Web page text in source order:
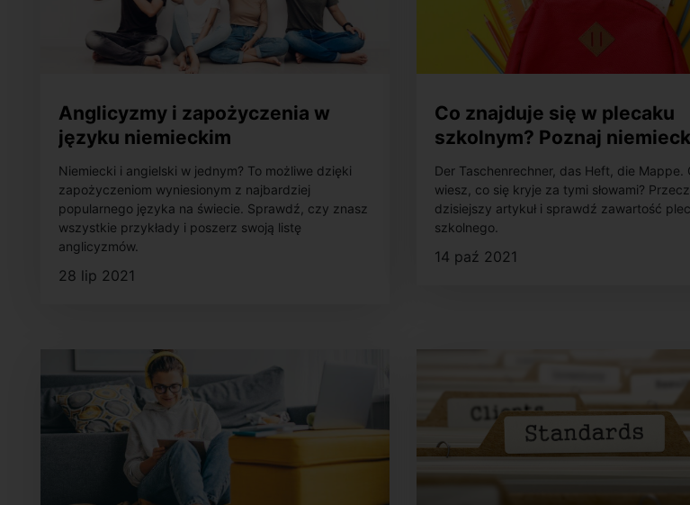
Anglicyzmy i zapożyczenia w
języku niemieckim
Niemiecki i angielski w jednym? To możliwe dzięki
zapożyczeniom wyniesionym z najbardziej
popularnego języka na świecie. Sprawdź, czy znasz
wszystkie przykłady i poszerz swoją listę
anglicyzmów.
28 lip 2021
Co znajduje się w plecaku
szkolnym? Poznaj
słownictwo z tej kategorii
Der Taschenrechner, das Heft, die Mappe.
wiesz, co się kryje za tymi słowami?
dzisiejszy artykuł i sprawdź zawartość
szkolnego.
14 paź 2021